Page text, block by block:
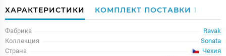
ХАРАКТЕРИСТИКИ КОМПЛЕКТ ПОСТАВКИ 1
Фабрика
Ravak
Коллекция
Sonata
Страна
Чехия